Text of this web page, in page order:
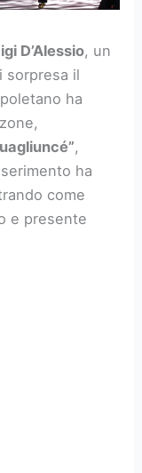
D’Alessio, un
sorpresa il
ha
,
ha
come
e presente